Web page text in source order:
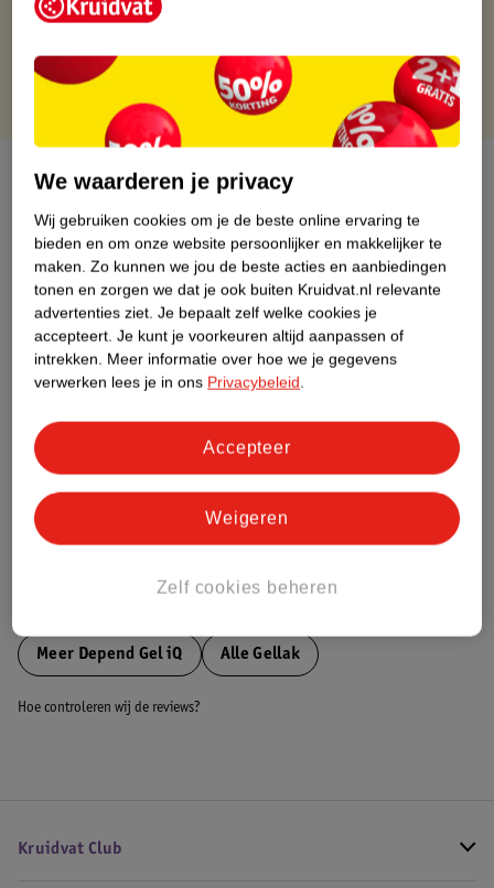
Gratis punten met je Kruidvat kaart
Over dit product
Productinformatie
Etiketinformatie
Nature Impact Score
Dit product heeft (nog) geen Nature
Bestel & Bezorginformatie
Meer Depend Gel iQ Alle Gellak
Hoe controleren wij de reviews?
Kruidvat Club
We waarderen je privacy
Wij gebruiken cookies om je de beste online ervaring te
bieden en om onze website persoonlijker en makkelijker te
maken. Zo kunnen we jou de beste acties en aanbiedingen
tonen en zorgen we dat je ook buiten Kruidvat.nl relevante
advertenties ziet. Je bepaalt zelf welke cookies je
accepteert. Je kunt je voorkeuren altijd aanpassen of
intrekken. Meer informatie over hoe we je gegevens
verwerken lees je in ons Privacybeleid.
Zelf cookies beheren
Weigeren
Accepteer